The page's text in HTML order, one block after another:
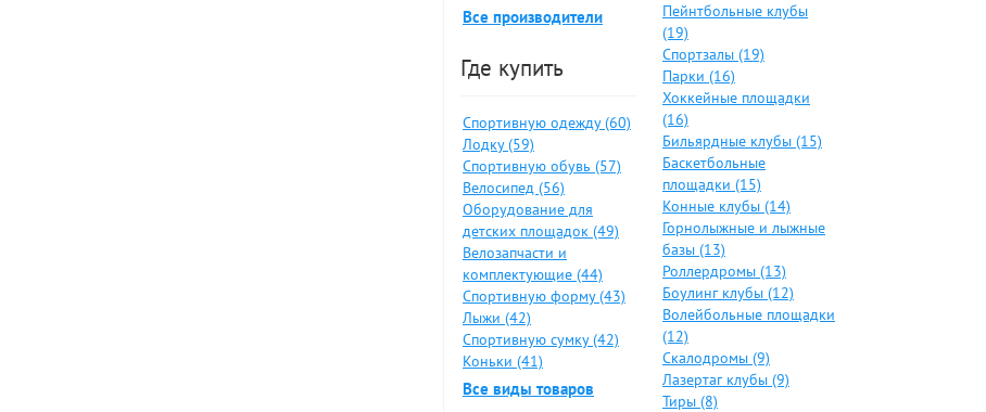
Все производители
Где купить
Спортивную одежду (60)
Лодку (59)
Спортивную обувь (57)
Велосипед (56)
Оборудование для
детских площадок (49)
Велозапчасти и
комплектующие (44)
Спортивную форму (43)
Лыжи (42)
Спортивную сумку (42)
Коньки (41)
Все виды товаров
Пейнтбольные клубы
(19)
Спортзалы (19)
Парки (16)
Хоккейные площадки
(16)
Бильярдные клубы (15)
Баскетбольные
площадки (15)
Конные клубы (14)
Горнолыжные и лыжные
базы (13)
Роллердромы (13)
Боулинг клубы (12)
Волейбольные площадки
(12)
Скалодромы (9)
Лазертаг клубы (9)
Тиры (8)